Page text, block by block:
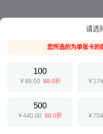
请选
您所选的为单张卡的
100
￥88.00 88.0折 ￥
500
￥440.0088.0折 ￥